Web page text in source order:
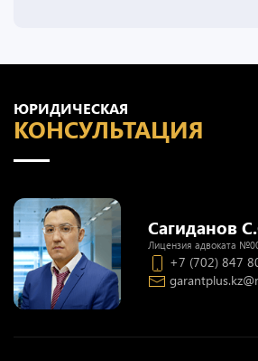
ЮРИДИЧЕСКАЯ
КОНСУЛЬТАЦИЯ
Сагиданов
Лицензия адвоката
+7 (702) 847